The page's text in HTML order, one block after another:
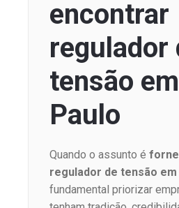
encontrar
regulador
tensão
Paulo
Quando o assunto é
regulador de tensão em
fundamental priorizar